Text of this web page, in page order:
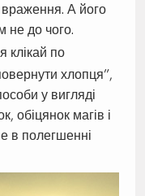
А його
не до чого.
клікай по
хлопця”,
у вигляді
обіцянок магів і
в полегшенні